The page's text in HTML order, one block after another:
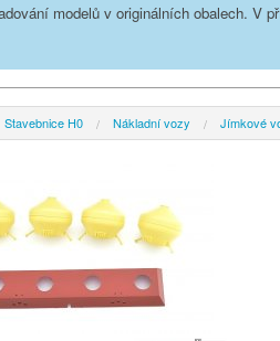
modelů v originálních obalech. V
Stavebnice H0 Nákladní vozy Jímkové